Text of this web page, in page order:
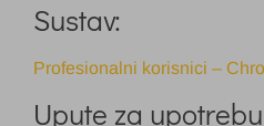
Sustav:
Profesionalni korisnici –
Upute za